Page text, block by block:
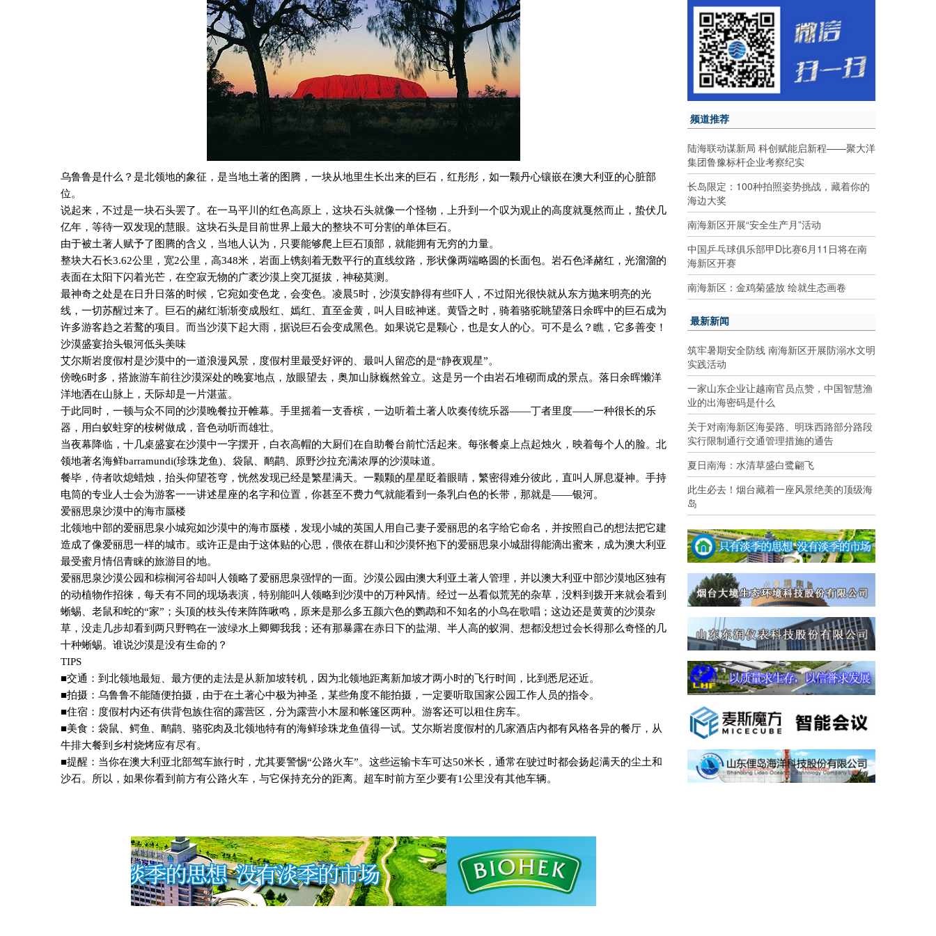
乌鲁鲁是什么？是北领地的象征，是当地土著的图腾，一块从地里生长出来的巨石，红彤彤，如一颗丹心镶嵌在澳大利亚的心脏部
位。
说起来，不过是一块石头罢了。在一马平川的红色高原上，这块石头就像一个怪物，上升到一个叹为观止的高度就戛然而止，蛰伏几
亿年，等待一双发现的慧眼。这块石头是目前世界上最大的整块不可分割的单体巨石。
由于被土著人赋予了图腾的含义，当地人认为，只要能够爬上巨石顶部，就能拥有无穷的力量。
整块大石长3.62公里，宽2公里，高348米，岩面上镌刻着无数平行的直线纹路，形状像两端略圆的长面包。岩石色泽赭红，光溜溜的
表面在太阳下闪着光芒，在空寂无物的广袤沙漠上突兀挺拔，神秘莫测。
最神奇之处是在日升日落的时候，它宛如变色龙，会变色。凌晨5时，沙漠安静得有些吓人，不过阳光很快就从东方抛来明亮的光
线，一切苏醒过来了。巨石的赭红渐渐变成殷红、嫣红、直至金黄，叫人目眩神迷。黄昏之时，骑着骆驼眺望落日余晖中的巨石成为
许多游客趋之若鹜的项目。而当沙漠下起大雨，据说巨石会变成黑色。如果说它是颗心，也是女人的心。可不是么？瞧，它多善变！
沙漠盛宴抬头银河低头美味
艾尔斯岩度假村是沙漠中的一道浪漫风景，度假村里最受好评的、最叫人留恋的是“静夜观星”。
傍晚6时多，搭旅游车前往沙漠深处的晚宴地点，放眼望去，奥加山脉巍然耸立。这是另一个由岩石堆砌而成的景点。落日余晖懒洋
洋地洒在山脉上，天际却是一片湛蓝。
于此同时，一顿与众不同的沙漠晚餐拉开帷幕。手里摇着一支香槟，一边听着土著人吹奏传统乐器——丁者里度——一种很长的乐
器，用白蚁蛀穿的桉树做成，音色动听而雄壮。
当夜幕降临，十几桌盛宴在沙漠中一字摆开，白衣高帽的大厨们在自助餐台前忙活起来。每张餐桌上点起烛火，映着每个人的脸。北
领地著名海鲜barramundi(珍珠龙鱼) 、袋鼠、鸸鹋、原野沙拉充满浓厚的沙漠味道。
餐毕，侍者吹熄蜡烛，抬头仰望苍穹，恍然发现已经是繁星满天。一颗颗的星星眨着眼睛，繁密得难分彼此，直叫人屏息凝神。手持
电筒的专业人士会为游客一一讲述星座的名字和位置，你甚至不费力气就能看到一条乳白色的长带，那就是——银河。
爱丽思泉沙漠中的海市蜃楼
北领地中部的爱丽思泉小城宛如沙漠中的海市蜃楼，发现小城的英国人用自己妻子爱丽思的名字给它命名，并按照自己的想法把它建
造成了像爱丽思一样的城市。或许正是由于这体贴的心思，偎依在群山和沙漠怀抱下的爱丽思泉小城甜得能滴出蜜来，成为澳大利亚
最受蜜月情侣青睐的旅游目的地。
爱丽思泉沙漠公园和棕榈河谷却叫人领略了爱丽思泉强悍的一面。沙漠公园由澳大利亚土著人管理，并以澳大利亚中部沙漠地区独有
的动植物作招徕，每天有不同的现场表演，特别能叫人领略到沙漠中的万种风情。经过一丛看似荒芜的杂草，没料到拨开来就会看到
蜥蜴、老鼠和蛇的“家”；头顶的枝头传来阵阵啾鸣，原来是那么多五颜六色的鹦鹉和不知名的小鸟在歌唱；这边还是黄黄的沙漠杂
草，没走几步却看到两只野鸭在一波绿水上卿卿我我；还有那暴露在赤日下的盐湖、半人高的蚁洞、想都没想过会长得那么奇怪的几
十种蜥蜴。谁说沙漠是没有生命的？
TIPS
■交通：到北领地最短、最方便的走法是从新加坡转机，因为北领地距离新加坡才两小时的飞行时间，比到悉尼还近。
■拍摄：乌鲁鲁不能随便拍摄，由于在土著心中极为神圣，某些角度不能拍摄，一定要听取国家公园工作人员的指令。
■住宿：度假村内还有供背包族住宿的露营区，分为露营小木屋和帐篷区两种。游客还可以租住房车。
■美食：袋鼠、鳄鱼、鸸鹋、骆驼肉及北领地特有的海鲜珍珠龙鱼值得一试。艾尔斯岩度假村的几家酒店内都有风格各异的餐厅，从
牛排大餐到乡村烧烤应有尽有。
■提醒：当你在澳大利亚北部驾车旅行时，尤其要警惕“公路火车”。这些运输卡车可达50米长，通常在驶过时都会扬起满天的尘土和
沙石。所以，如果你看到前方有公路火车，与它保持充分的距离。超车时前方至少要有1公里没有其他车辆。
频道推荐
陆海联动谋新局 科创赋能启新程——聚大洋
集团鲁豫标杆企业考察纪实
长岛限定：100种拍照姿势挑战，藏着你的
海边大奖
南海新区开展“安全生产月”活动
中国乒乓球俱乐部甲D比赛6月11日将在南
海新区开赛
南海新区：金鸡菊盛放 绘就生态画卷
最新新闻
筑牢暑期安全防线 南海新区开展防溺水文明
实践活动
一家山东企业让越南官员点赞，中国智慧渔
业的出海密码是什么
关于对南海新区海晏路、明珠西路部分路段
实行限制通行交通管理措施的通告
夏日南海：水清草盛白鹭翩飞
此生必去！烟台藏着一座风景绝美的顶级海
岛